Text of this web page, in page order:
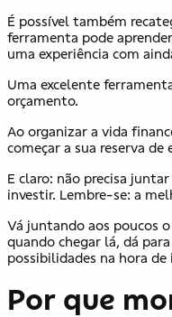
É possível também
ferramenta pode
uma experiência com
Uma excelente
orçamento.
Ao organizar a vida
começar a sua reserva de
E claro: não precisa
investir. Lembre-se: a
Vá juntando aos poucos
quando chegar lá, dá
possibilidades na hora de
Por que